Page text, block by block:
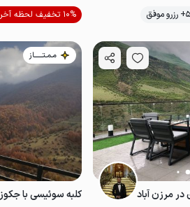
خوش منظره
10% تخفیف لحظه آخری
مرزن آباد
مـمـتــــــاز
کلبه سوئیسی با